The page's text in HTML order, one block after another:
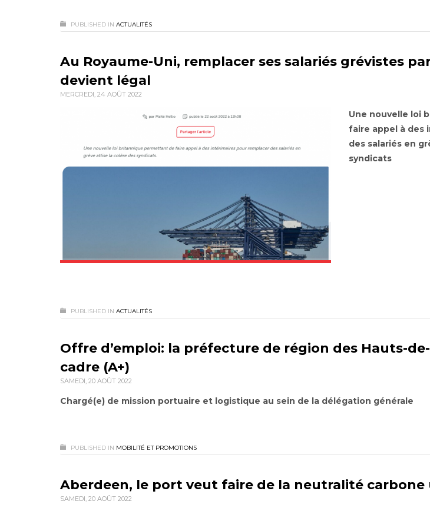
PUBLISHED IN ACTUALITÉS
Au Royaume-Uni, remplacer ses salariés grévistes
devient légal
MERCREDI, 24 AOÛT 2022
Une nouvelle loi
faire appel à des
des salariés en
syndicats
PUBLISHED IN ACTUALITÉS
Offre d’emploi: la préfecture de région des Hauts-
cadre (A+)
SAMEDI, 20 AOÛT 2022
Chargé(e) de mission portuaire et logistique au sein de la délégation générale
PUBLISHED IN MOBILITÉ ET PROMOTIONS
Aberdeen, le port veut faire de la neutralité carbone
SAMEDI, 20 AOÛT 2022